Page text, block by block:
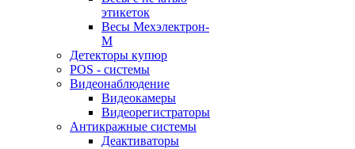
этикеток
Весы Мехэлектрон-
М
Детекторы купюр
POS - системы
Видеонаблюдение
Видеокамеры
Видеорегистраторы
Антикражные системы
Деактиваторы